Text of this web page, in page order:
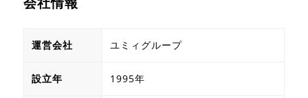
運営会社 ユミィグループ
設立年 1995年